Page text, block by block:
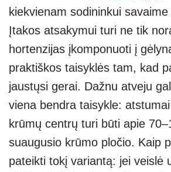
kiekvienam sodininkui
Įtakos atsakymui turi ne tik
hortenzijas įkomponuoti į
praktiškos taisyklės tam, kad
jaustųsi gerai. Dažnu atveju
viena bendra taisykle:
krūmų centrų turi būti apie
suaugusio krūmo pločio. Kaip
pateikti tokį variantą: jei veislė